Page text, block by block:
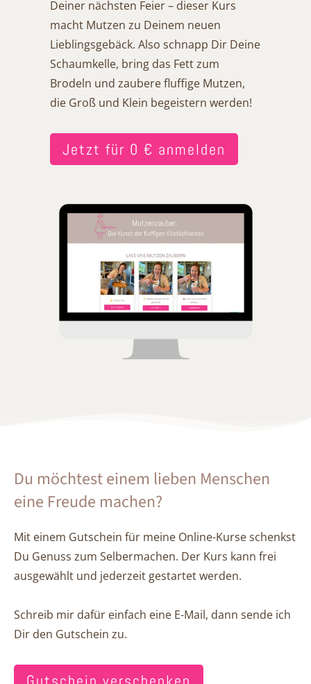
Deiner nächsten Feier – dieser Kurs
macht Mutzen zu Deinem neuen
Lieblingsgebäck. Also schnapp Dir Deine
Schaumkelle, bring das Fett zum
Brodeln und zaubere fluffige Mutzen,
die Groß und Klein begeistern werden!
Jetzt für 0 € anmelden
Du möchtest einem lieben Menschen
eine Freude machen?
Mit einem Gutschein für meine Online-Kurse schenkst
Du Genuss zum Selbermachen. Der Kurs kann frei
ausgewählt und jederzeit gestartet werden.
Schreib mir dafür einfach eine E-Mail, dann sende ich
Dir den Gutschein zu.